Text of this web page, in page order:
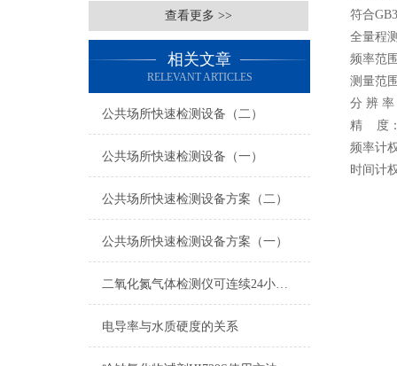
查看更多 >>
相关文章
RELEVANT ARTICLES
公共场所快速检测设备（二）
公共场所快速检测设备（一）
公共场所快速检测设备方案（二）
公共场所快速检测设备方案（一）
二氧化氮气体检测仪可连续24小时在各大环境中进行检测
电导率与水质硬度的关系
符合
全量程
频率范
测量范
分 辨 率
精 度：
频率计
时间计